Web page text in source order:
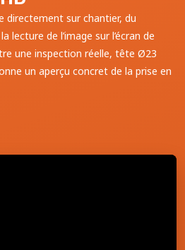
directement sur chantier, du
lecture de l’image sur l’écran de
une inspection réelle, tête Ø23
un aperçu concret de la prise en